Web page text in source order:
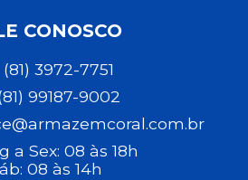
CONOSCO
(81) 3972-7751
99187-9002
a Sex: 08 às 18h
08 às 14h